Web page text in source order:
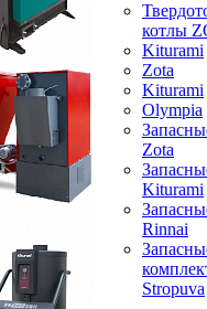
котлы
Kiturami
Zota
Kiturami
Olympia
Zota
Kiturami
Rinnai
Stropuva